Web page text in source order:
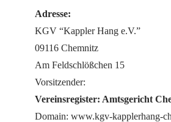
Adresse:
KGV “Kappler Hang e.V.”
09116 Chemnitz
Am Feldschlößchen 15
Vorsitzender:
Vereinsregister: Amtsgericht
Domain: www.kgv-kapplerhang-